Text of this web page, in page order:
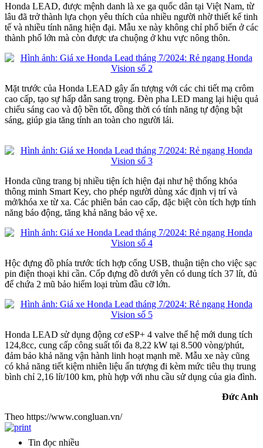
Honda LEAD, được mệnh danh là xe ga quốc dân tại Việt Nam, từ
lâu đã trở thành lựa chọn yêu thích của nhiều người nhờ thiết kế tinh
tế và nhiều tính năng hiện đại. Mẫu xe này không chỉ phổ biến ở các
thành phố lớn mà còn được ưa chuộng ở khu vực nông thôn.
Mặt trước của Honda LEAD gây ấn tượng với các chi tiết mạ crôm
cao cấp, tạo sự hấp dẫn sang trọng. Đèn pha LED mang lại hiệu quả
chiếu sáng cao và độ bền tốt, đồng thời có tính năng tự động bật
sáng, giúp gia tăng tính an toàn cho người lái.
Honda cũng trang bị nhiều tiện ích hiện đại như hệ thống khóa
thông minh Smart Key, cho phép người dùng xác định vị trí và
mở/khóa xe từ xa. Các phiên bản cao cấp, đặc biệt còn tích hợp tính
năng báo động, tăng khả năng bảo vệ xe.
Hộc đựng đồ phía trước tích hợp cổng USB, thuận tiện cho việc sạc
pin điện thoại khi cần. Cốp đựng đồ dưới yên có dung tích 37 lít, đủ
để chứa 2 mũ bảo hiểm loại trùm đầu cỡ lớn.
Honda LEAD sử dụng động cơ eSP+ 4 valve thế hệ mới dung tích
124,8cc, cung cấp công suất tối đa 8,22 kW tại 8.500 vòng/phút,
đảm bảo khả năng vận hành linh hoạt mạnh mẽ. Mẫu xe này cũng
có khả năng tiết kiệm nhiên liệu ấn tượng đi kèm mức tiêu thụ trung
bình chỉ 2,16 lít/100 km, phù hợp với nhu cầu sử dụng của gia đình.
Đức Anh
Theo https://www.congluan.vn/
Tin đọc nhiều